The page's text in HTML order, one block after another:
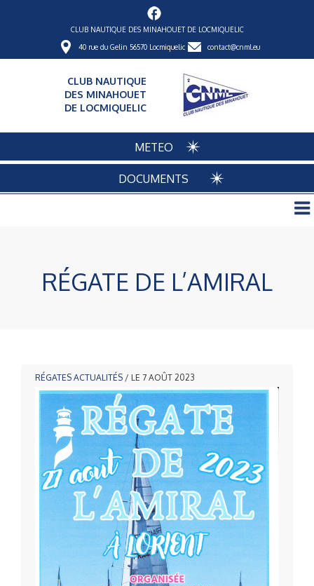
CLUB NAUTIQUE DES MINAHOUET DE LOCMIQUELIC
40 rue du Gelin 56570 Locmiquelic contact@cnml.eu
CLUB NAUTIQUE
DES MINAHOUET
DE LOCMIQUELIC
METEO
DOCUMENTS
RÉGATE DE L’AMIRAL
RÉGATES ACTUALITÉS / LE 7 AOÛT 2023